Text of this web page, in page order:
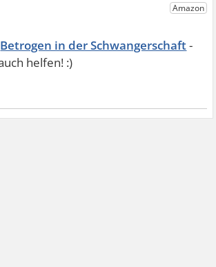
Betrogen in der Schwangerschaft